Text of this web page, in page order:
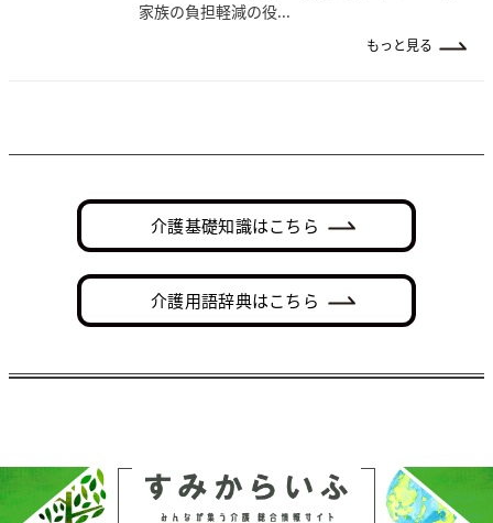
家族の負担軽減の役...
もっと見る
介護基礎知識はこちら
介護用語辞典はこちら